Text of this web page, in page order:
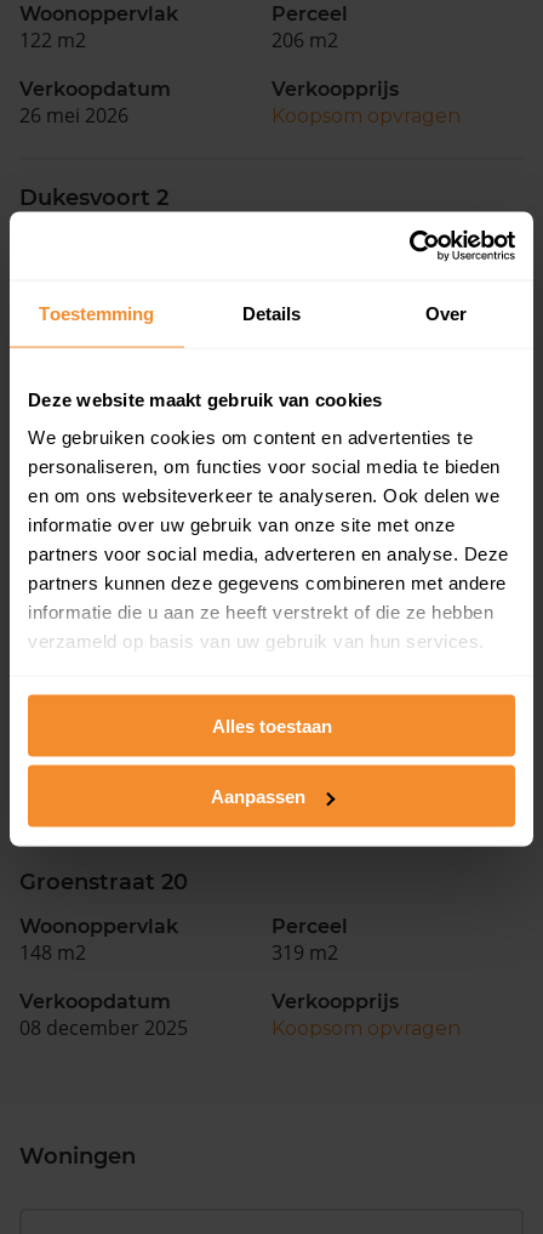
Toestemming Details Over
Deze website maakt gebruik van cookies
We gebruiken cookies om content en advertenties te
personaliseren, om functies voor social media te bieden
en om ons websiteverkeer te analyseren. Ook delen we
informatie over uw gebruik van onze site met onze
partners voor social media, adverteren en analyse. Deze
partners kunnen deze gegevens combineren met andere
informatie die u aan ze heeft verstrekt of die ze hebben
verzameld op basis van uw gebruik van hun services.
Alles toestaan
Aanpassen
Woonoppervlak
122 m2
Perceel
206 m2
Verkoopdatum
26 mei 2026
Verkoopprijs
Koopsom opvragen
Dukesvoort 2
Verkoopdatum
14 april 2026
Verkoopprijs
Oude Kerkstraat 38
Woonoppervlak
124 m2
Perceel
560 m2
Verkoopdatum
31 maart 2026
Verkoopprijs
Koopsom opvragen
Groenstraat 22
Woonoppervlak Perceel
404 m2
Verkoopdatum
Verkoopprijs
Koopsom opvragen
Groenstraat 20
Woonoppervlak
148 m2
Perceel
319 m2
Verkoopdatum
08 december 2025
Verkoopprijs
Koopsom opvragen
Woningen